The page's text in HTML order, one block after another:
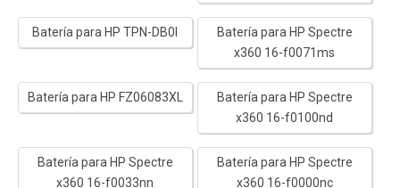
Batería para HP TPN-DB0I
Batería para HP Spectre
x360 16-f0071ms
Batería para HP FZ06083XL
Batería para HP Spectre
x360 16-f0100nd
Batería para HP Spectre
x360 16-f0033nn
Batería para HP Spectre
x360 16-f0000nc